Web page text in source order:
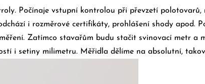
Počínaje vstupní kontrolou při převzetí polotovarů,
i rozměrové certifikáty, prohlášení shody apod.
Zatímco stavařům budu stačit svinovací metr a
i setiny milimetru. Měřidla dělíme na absolutní,